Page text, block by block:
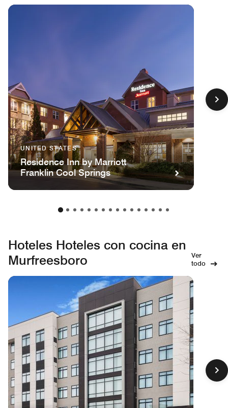
UNITED STATES
Residence Inn by Marriott
Franklin Cool Springs
Hoteles Hoteles con cocina en
Murfreesboro
Ver
todo